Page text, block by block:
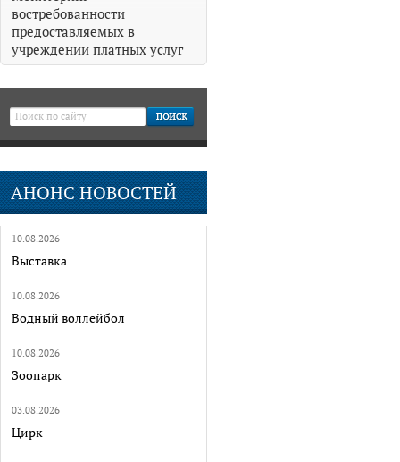
востребованности
предоставляемых в
учреждении платных услуг
АНОНС НОВОСТЕЙ
10.08.2026
Выставка
10.08.2026
Водный воллейбол
10.08.2026
Зоопарк
03.08.2026
Цирк